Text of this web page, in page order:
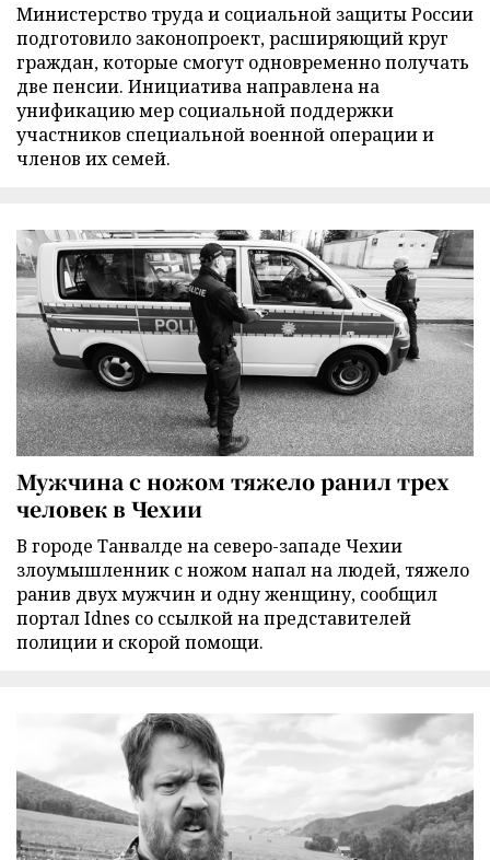
Министерство труда и социальной защиты России
подготовило законопроект, расширяющий круг
граждан, которые смогут одновременно получать
две пенсии. Инициатива направлена на
унификацию мер социальной поддержки
участников специальной военной операции и
членов их семей.
Мужчина с ножом тяжело ранил трех
человек в Чехии
В городе Танвалде на северо-западе Чехии
злоумышленник с ножом напал на людей, тяжело
ранив двух мужчин и одну женщину, сообщил
портал Idnes со ссылкой на представителей
полиции и скорой помощи.